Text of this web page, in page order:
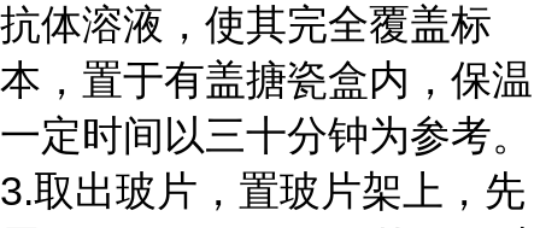
抗体溶液，使其完全覆盖标
本，置于有盖搪瓷盒内，保温
一定时间以三十分钟为参考。
3.取出玻片，置玻片架上，先